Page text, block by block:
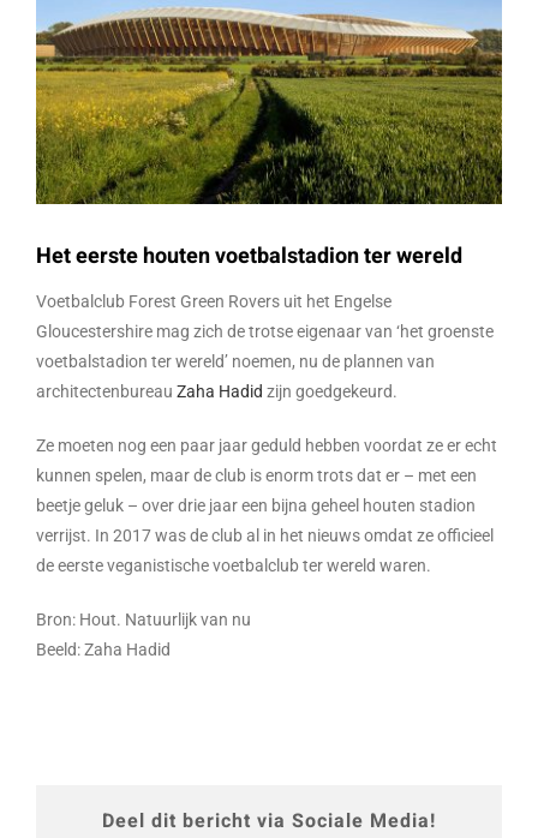
Het eerste houten voetbalstadion ter wereld
Voetbalclub Forest Green Rovers uit het Engelse
Gloucestershire mag zich de trotse eigenaar van ‘het groenste
voetbalstadion ter wereld’ noemen, nu de plannen van
architectenbureau Zaha Hadid zijn goedgekeurd.
Ze moeten nog een paar jaar geduld hebben voordat ze er echt
kunnen spelen, maar de club is enorm trots dat er – met een
beetje geluk – over drie jaar een bijna geheel houten stadion
verrijst. In 2017 was de club al in het nieuws omdat ze officieel
de eerste veganistische voetbalclub ter wereld waren.
Bron: Hout. Natuurlijk van nu
Beeld: Zaha Hadid
Deel dit bericht via Sociale Media!